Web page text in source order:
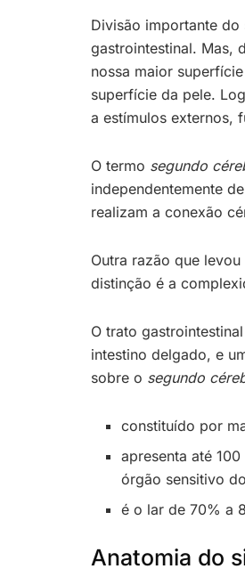
Divisão importante
gastrointestinal. Mas,
nossa maior
superfície da pele.
a estímulos externos,
O termo segundo
independentemente
realizam a conexão
Outra razão que
distinção é a
O trato
intestino delgado, e
sobre o segundo
constituído por
apresenta até
órgão sensitivo
é o lar de 70% a
Anatomia do